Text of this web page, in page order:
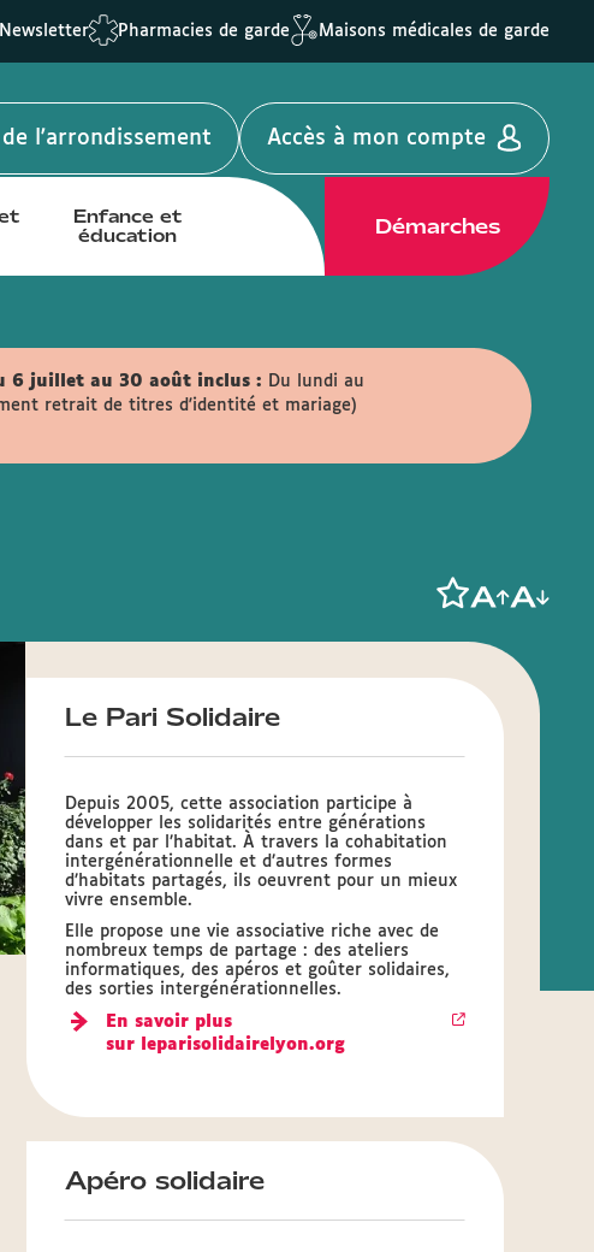
Newsletter Pharmacies de garde Maisons médicales de garde
de l'arrondissement Accès à mon compte
Enfance et
éducation
Démarches
6 juillet au 30 août inclus :
Du lundi au
retrait de titres d'identité et mariage)
Le Pari Solidaire
Depuis 2005, cette association participe à
développer les solidarités entre générations
dans et par l’habitat. À travers la cohabitation
intergénérationnelle et d’autres formes
d’habitats partagés, ils oeuvrent pour un mieux
vivre ensemble.
Elle propose une vie associative riche avec de
nombreux temps de partage : des ateliers
informatiques, des apéros et goûter solidaires,
des sorties intergénérationnelles.
En savoir plus
sur leparisolidairelyon.org
Apéro solidaire